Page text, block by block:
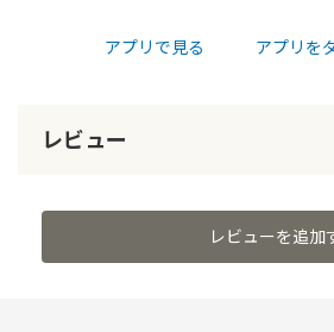
アプリで見る アプリを
レビュー
レビューを追加